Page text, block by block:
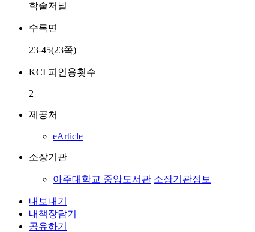
학술저널
수록면
23-45(23쪽)
KCI 피인용횟수
2
제공처
eArticle
소장기관
아주대학교 중앙도서관 소장기관정보
내보내기
내책장담기
공유하기